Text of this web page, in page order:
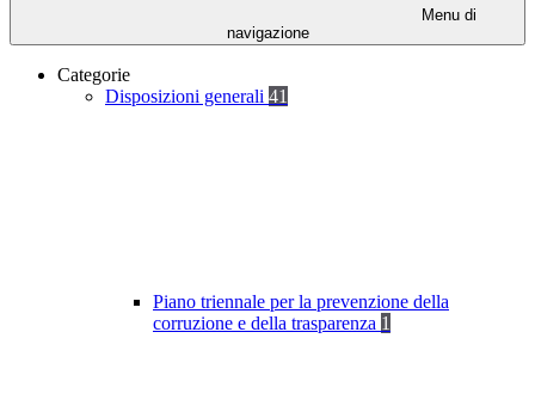
Menu di
navigazione
Categorie
Disposizioni generali 41
Piano triennale per la prevenzione della
corruzione e della trasparenza 1